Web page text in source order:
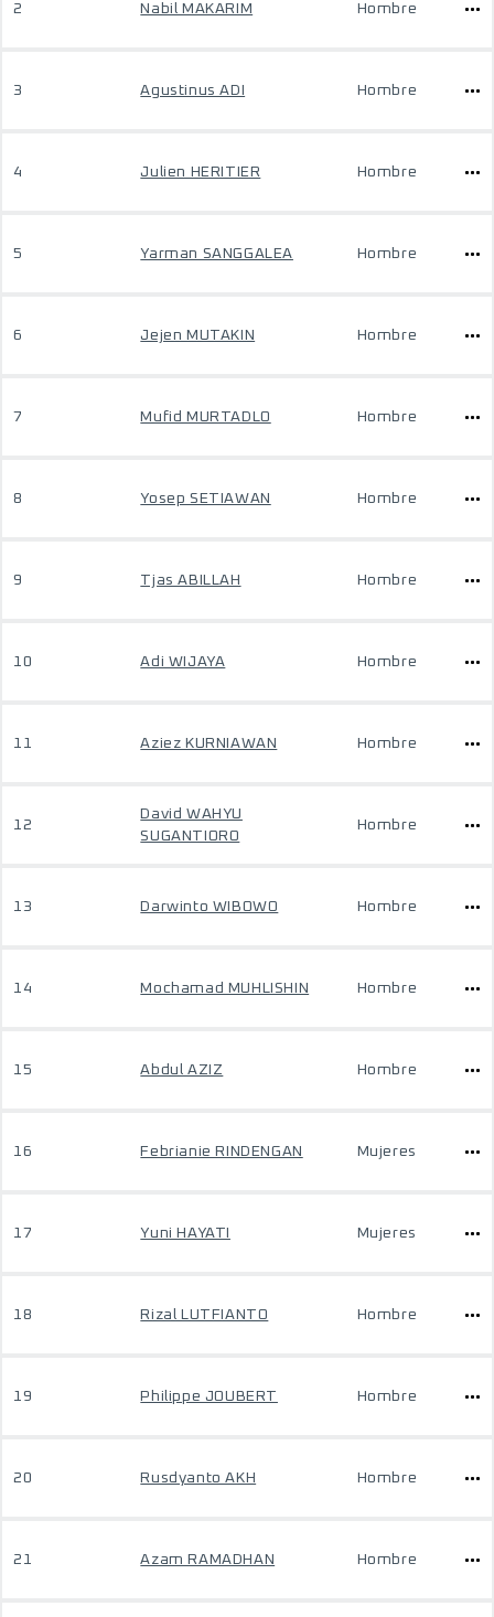
2 Nabil MAKARIM Hombre
3 Agustinus ADI Hombre
4 Julien HERITIER Hombre
5 Yarman SANGGALEA Hombre
6 Jejen MUTAKIN Hombre
7 Mufid MURTADLO Hombre
8 Yosep SETIAWAN Hombre
9 Tjas ABILLAH Hombre
10 Adi WIJAYA Hombre
11 Aziez KURNIAWAN Hombre
12
David WAHYU
SUGANTIORO
Hombre
13 Darwinto WIBOWO Hombre
14 Mochamad MUHLISHIN Hombre
15 Abdul AZIZ Hombre
16 Febrianie RINDENGAN Mujeres
17 Yuni HAYATI Mujeres
18 Rizal LUTFIANTO Hombre
19 Philippe JOUBERT Hombre
20 Rusdyanto AKH Hombre
21 Azam RAMADHAN Hombre